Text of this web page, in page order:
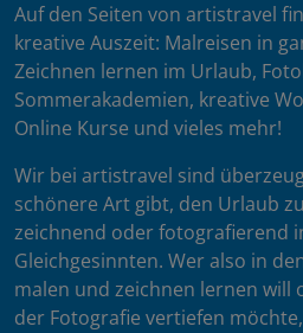
Auf den Seiten von artistravel
kreative Auszeit: Malreisen in
Zeichnen lernen im Urlaub,
Sommerakademien, kreative
Online Kurse und vieles mehr!
Wir bei artistravel sind
schönere Art gibt, den Urlaub
zeichnend oder fotografierend
Gleichgesinnten. Wer also in
malen und zeichnen lernen will
der Fotografie vertiefen